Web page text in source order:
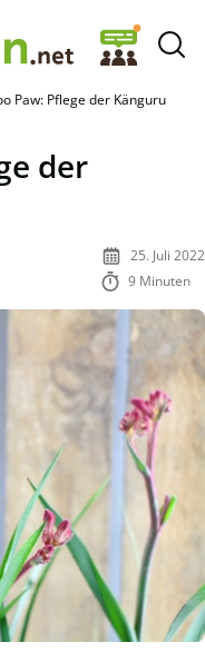
Paw: Pflege der Känguru
der
25. Juli 2022
9 Minuten